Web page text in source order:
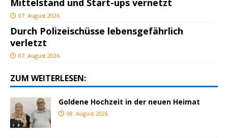
Mittelstand und Start-ups vernetzt
07. August 2026
Durch Polizeischüsse lebensgefährlich
verletzt
07. August 2026
ZUM WEITERLESEN:
Goldene Hochzeit in der neuen Heimat
08. August 2026